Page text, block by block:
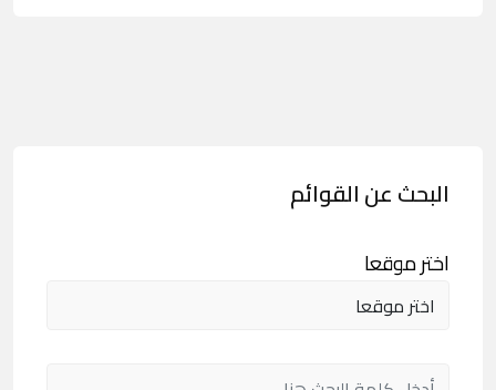
البحث عن القوائم
اختر موقعا